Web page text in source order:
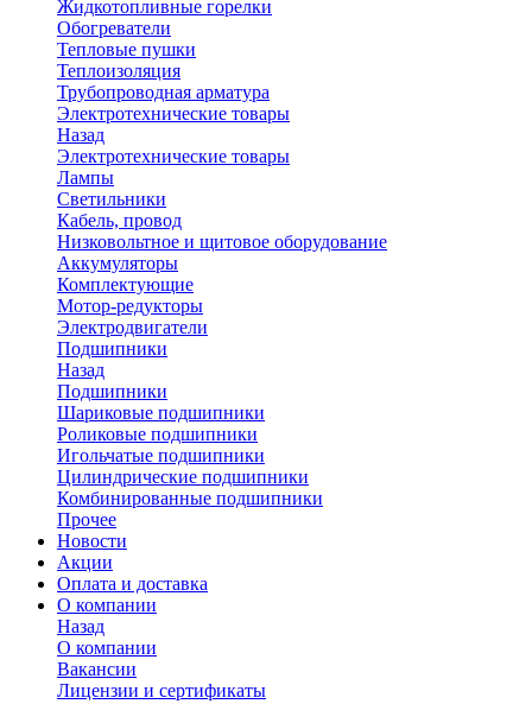
Жидкотопливные горелки
Обогреватели
Тепловые пушки
Теплоизоляция
Трубопроводная арматура
Электротехнические товары
Назад
Электротехнические товары
Лампы
Светильники
Кабель, провод
Низковольтное и щитовое оборудование
Аккумуляторы
Комплектующие
Мотор-редукторы
Электродвигатели
Подшипники
Назад
Подшипники
Шариковые подшипники
Роликовые подшипники
Игольчатые подшипники
Цилиндрические подшипники
Комбинированные подшипники
Прочее
Новости
Акции
Оплата и доставка
О компании
Назад
О компании
Вакансии
Лицензии и сертификаты